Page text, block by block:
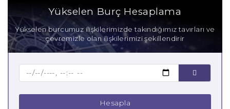
Anne Başak Burcu
Baba Başak Burcu
Yükselen Burç Hesaplama
Yükselen burcumuz ilişkilerimizde takındığımız tavırları ve
çevremizle olan ilişkilerimizi şekillendirir
Hesapla